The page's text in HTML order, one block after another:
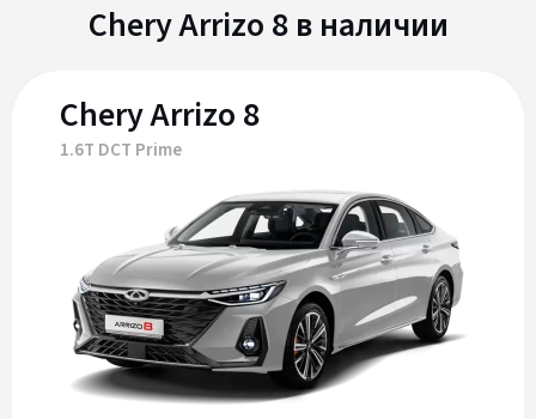
Chery Arrizo 8 в наличии
Chery Arrizo 8
1.6T DCT Prime